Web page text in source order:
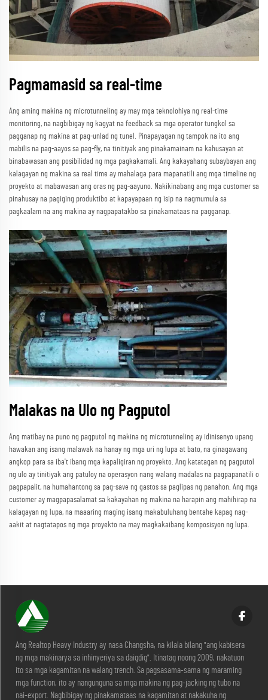
Pagmamasid sa real-time
Ang aming makina ng microtunneling ay may mga teknolohiya ng real-time
monitoring, na nagbibigay ng kagyat na feedback sa mga operator tungkol sa
pagganap ng makina at pag-unlad ng tunel. Pinapayagan ng tampok na ito ang
mabilis na pag-aayos sa pag-fly, na tinitiyak ang pinakamainam na kahusayan at
binabawasan ang posibilidad ng mga pagkakamali. Ang kakayahang subaybayan ang
kalagayan ng makina sa real time ay mahalaga para mapanatili ang mga timeline ng
proyekto at mabawasan ang oras ng pag-aayuno. Nakikinabang ang mga customer sa
pinahusay na pagiging produktibo at kapayapaan ng isip na nagmumula sa
pagkaalam na ang makina ay nagpapatakbo sa pinakamataas na pagganap.
Malakas na Ulo ng Pagputol
Ang matibay na puno ng pagputol ng makina ng microtunneling ay idinisenyo upang
hawakan ang isang malawak na hanay ng mga uri ng lupa at bato, na ginagawang
angkop para sa iba't ibang mga kapaligiran ng proyekto. Ang katatagan ng pagputol
ng ulo ay tinitiyak ang patuloy na operasyon nang walang madalas na pagpapanatili o
pagpapalit, na humahantong sa pag-save ng gastos sa paglipas ng panahon. Ang mga
customer ay magpapasalamat sa kakayahan ng makina na harapin ang mahihirap na
kalagayan ng lupa, na maaaring maging isang makabuluhang bentahe kapag nag-
aakit at nagtatapos ng mga proyekto na may magkakaibang komposisyon ng lupa.
Ang Realtop Heavy Industry ay nasa Changsha, na kilala bilang "ang kabisera
ng mga makinarya sa inhinyeriya sa daigdig". Itinatag noong 2009, nakatuon
ito sa mga kagamitan na walang trench. Sa pagsasama-sama ng maraming
mga function, ito ay nangunguna sa mga makina ng pag-jacking ng tubo na
nai-export. Nagbibigay ng pinakamataas na kagamitan at nakakuha ng